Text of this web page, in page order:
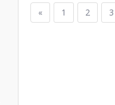
« 1 2 3